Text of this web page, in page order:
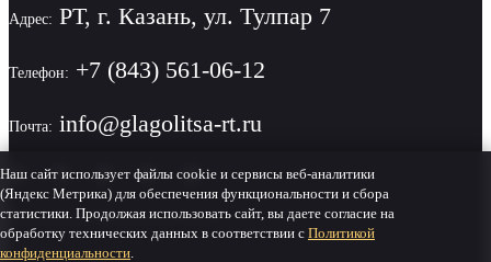
Адрес: РТ, г. Казань, ул. Тулпар 7
Телефон: +7 (843) 561-06-12
Почта: info@glagolitsa-rt.ru
Политика конфиденциальности
Наш сайт использует файлы cookie и сервисы веб-аналитики
(Яндекс Метрика) для обеспечения функциональности и сбора
статистики. Продолжая использовать сайт, вы даете согласие на
обработку технических данных в соответствии с Политикой
конфиденциальности.